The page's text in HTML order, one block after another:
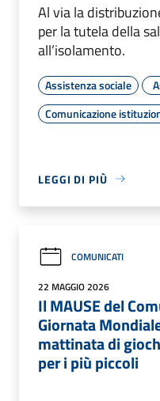
Al via la
per la tutela della
all’isolamento.
Assistenza sociale
Comunicazione
LEGGI DI PIÙ
COMUNICATI
22 MAGGIO 2026
Il MAUSE del
Giornata
mattinata di
per i più piccoli